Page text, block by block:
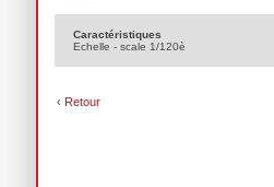
Caractéristiques
Echelle - scale 1/120è
‹ Retour